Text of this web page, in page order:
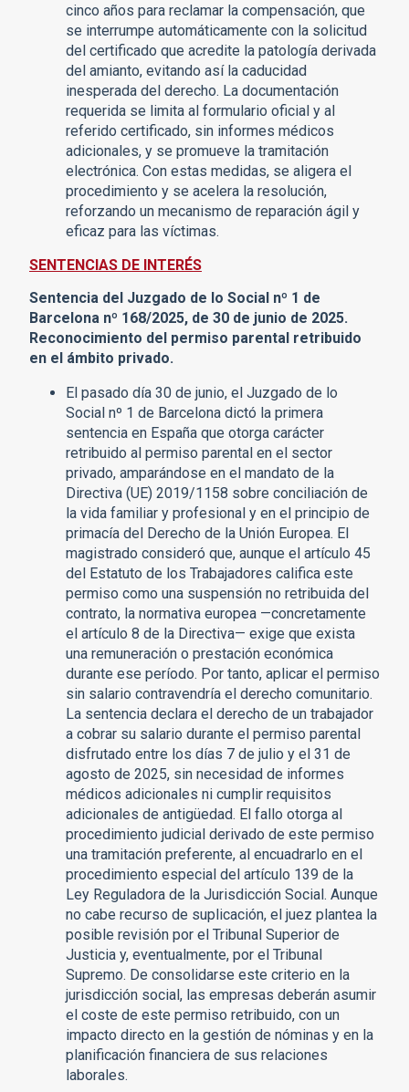
cinco años para reclamar la compensación, que
se interrumpe automáticamente con la solicitud
del certificado que acredite la patología derivada
del amianto, evitando así la caducidad
inesperada del derecho. La documentación
requerida se limita al formulario oficial y al
referido certificado, sin informes médicos
adicionales, y se promueve la tramitación
electrónica. Con estas medidas, se aligera el
procedimiento y se acelera la resolución,
reforzando un mecanismo de reparación ágil y
eficaz para las víctimas.
SENTENCIAS DE INTERÉS
Sentencia del Juzgado de lo Social nº 1 de
Barcelona nº 168/2025, de 30 de junio de 2025.
Reconocimiento del permiso parental retribuido
en el ámbito privado.
El pasado día 30 de junio, el Juzgado de lo
Social nº 1 de Barcelona dictó la primera
sentencia en España que otorga carácter
retribuido al permiso parental en el sector
privado, amparándose en el mandato de la
Directiva (UE) 2019/1158 sobre conciliación de
la vida familiar y profesional y en el principio de
primacía del Derecho de la Unión Europea. El
magistrado consideró que, aunque el artículo 45
del Estatuto de los Trabajadores califica este
permiso como una suspensión no retribuida del
contrato, la normativa europea —concretamente
el artículo 8 de la Directiva— exige que exista
una remuneración o prestación económica
durante ese período. Por tanto, aplicar el permiso
sin salario contravendría el derecho comunitario.
La sentencia declara el derecho de un trabajador
a cobrar su salario durante el permiso parental
disfrutado entre los días 7 de julio y el 31 de
agosto de 2025, sin necesidad de informes
médicos adicionales ni cumplir requisitos
adicionales de antigüedad. El fallo otorga al
procedimiento judicial derivado de este permiso
una tramitación preferente, al encuadrarlo en el
procedimiento especial del artículo 139 de la
Ley Reguladora de la Jurisdicción Social. Aunque
no cabe recurso de suplicación, el juez plantea la
posible revisión por el Tribunal Superior de
Justicia y, eventualmente, por el Tribunal
Supremo. De consolidarse este criterio en la
jurisdicción social, las empresas deberán asumir
el coste de este permiso retribuido, con un
impacto directo en la gestión de nóminas y en la
planificación financiera de sus relaciones
laborales.